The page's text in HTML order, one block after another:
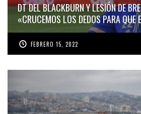
DT DEL BLACKBURN Y LESIÓN DE
«CRUCEMOS LOS DEDOS PARA QUE
FEBRERO 15, 2022